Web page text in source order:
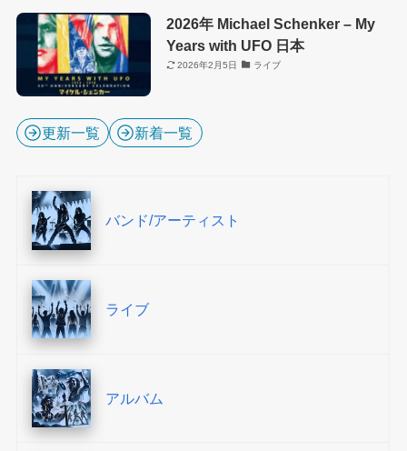
2026年 Michael Schenker – My
Years with UFO 日本
2026年2月5日 ライブ
更新一覧 新着一覧
バンド/アーティスト
ライブ
アルバム